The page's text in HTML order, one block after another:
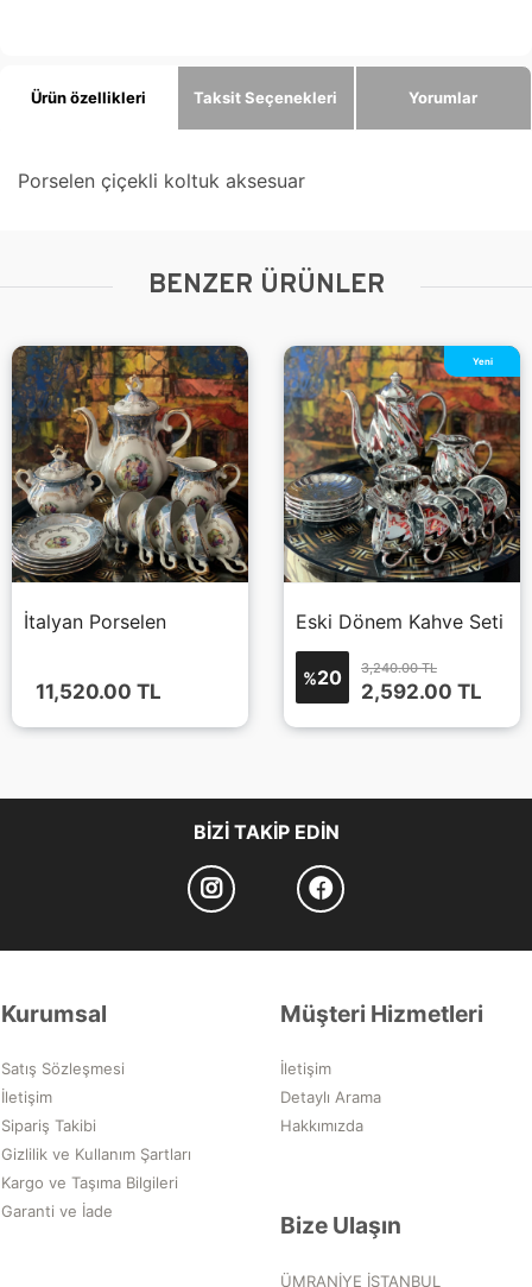
Ürün özellikleri Taksit Seçenekleri Yorumlar
Porselen çiçekli koltuk aksesuar
BENZER ÜRÜNLER
İtalyan Porselen
11,520.00 TL
Eski Dönem Kahve Seti
Yeni
%20 3,240.00 TL
2,592.00 TL
BIZI TAKIP EDIN
Kurumsal
Satış Sözleşmesi
İletişim
Sipariş Takibi
Gizlilik ve Kullanım Şartları
Kargo ve Taşıma Bilgileri
Garanti ve İade
Müşteri Hizmetleri
İletişim
Detaylı Arama
Hakkımızda
Bize Ulaşın
ÜMRANİYE İSTANBUL